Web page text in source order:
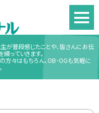
が普段感じたことや、皆さんにお伝
綴っていきます。
方々はもちろん、OB･OGも気軽に